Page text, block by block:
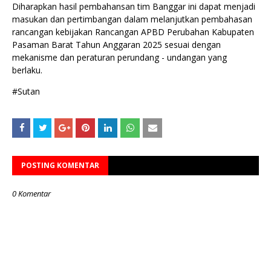
‎Diharapkan hasil pembahansan tim Banggar ini dapat menjadi
masukan dan pertimbangan dalam melanjutkan pembahasan
rancangan kebijakan Rancangan APBD Perubahan Kabupaten
Pasaman Barat Tahun Anggaran 2025 sesuai dengan
mekanisme dan peraturan perundang - undangan yang
berlaku.
‎#Sutan
POSTING KOMENTAR
0 Komentar